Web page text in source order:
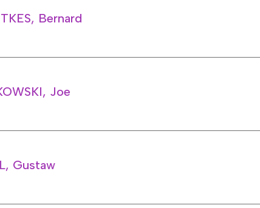
Bernard
Joe
Gustaw